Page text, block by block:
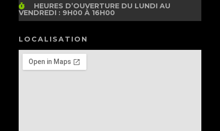
HEURES D’OUVERTUREDU LUNDI AU
VENDREDI : 9H00 À 16H00
LOCALISATION